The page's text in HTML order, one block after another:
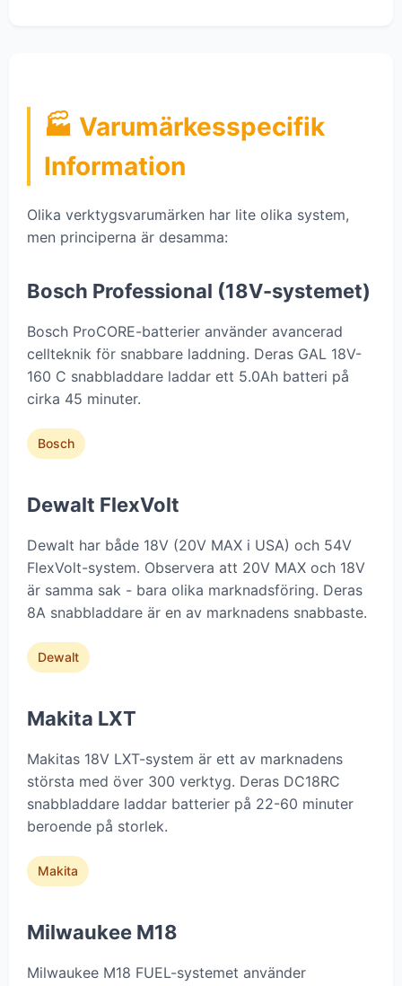
🏭 Varumärkesspecifik
Information
Olika verktygsvarumärken har lite olika system,
men principerna är desamma:
Bosch Professional (18V-systemet)
Bosch ProCORE-batterier använder avancerad
cellteknik för snabbare laddning. Deras GAL 18V-
160 C snabbladdare laddar ett 5.0Ah batteri på
cirka 45 minuter.
Bosch
Dewalt FlexVolt
Dewalt har både 18V (20V MAX i USA) och 54V
FlexVolt-system. Observera att 20V MAX och 18V
är samma sak - bara olika marknadsföring. Deras
8A snabbladdare är en av marknadens snabbaste.
Dewalt
Makita LXT
Makitas 18V LXT-system är ett av marknadens
största med över 300 verktyg. Deras DC18RC
snabbladdare laddar batterier på 22-60 minuter
beroende på storlek.
Makita
Milwaukee M18
Milwaukee M18 FUEL-systemet använder